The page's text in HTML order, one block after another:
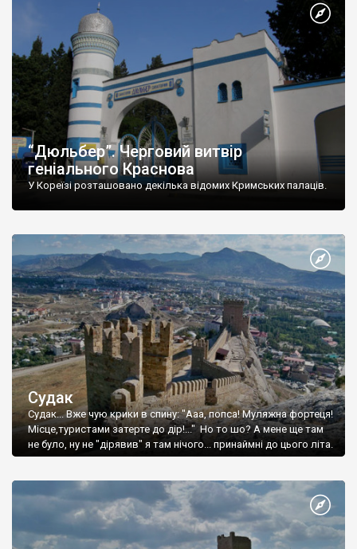
“Дюльбер”. Черговий витвір
геніального Краснова
У Кореїзі розташовано декілька відомих Кримських палаців.
Судак
Судак... Вже чую крики в спину: "Ааа, попса! Муляжна фортеця!
Місце,туристами затерте до дір!..." Но то шо? А мене ще там
не було, ну не "дірявив" я там нічого... принаймні до цього літа.